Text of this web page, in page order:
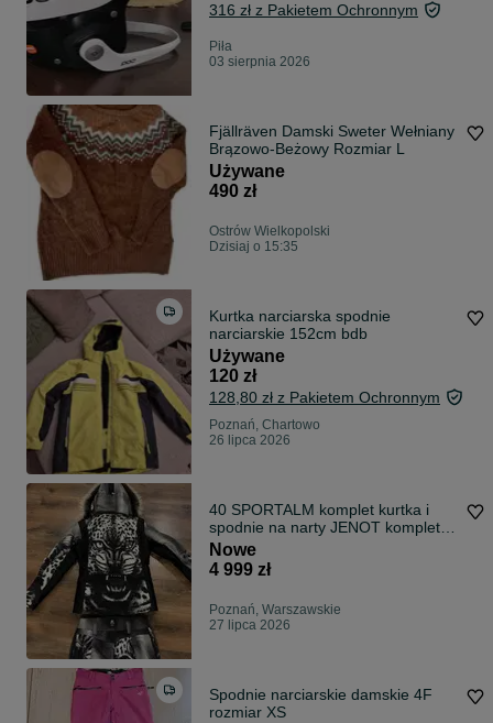
316 zł z Pakietem Ochronnym
Piła
03 sierpnia 2026
Fjällräven Damski Sweter Wełniany
Brązowo-Beżowy Rozmiar L
Używane
490 zł
Ostrów Wielkopolski
Dzisiaj o 15:35
Kurtka narciarska spodnie
narciarskie 152cm bdb
Używane
120 zł
128,80 zł z Pakietem Ochronnym
Poznań, Chartowo
26 lipca 2026
40 SPORTALM komplet kurtka i
spodnie na narty JENOT komplet
TIGER
Nowe
4 999 zł
Poznań, Warszawskie
27 lipca 2026
Spodnie narciarskie damskie 4F
rozmiar XS